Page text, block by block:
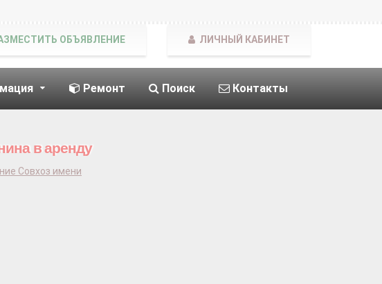
Ремонт Поиск Контакты
ОБЪЯВЛЕНИЕ ЛИЧНЫЙ КАБИНЕТ
в аренду
Совхоз имени